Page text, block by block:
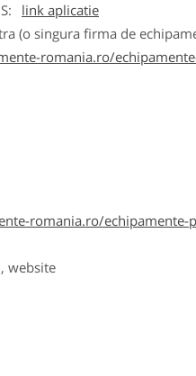
link aplicatie
(o singura firma de
romania.ro/
romania.ro/echipamente-
website